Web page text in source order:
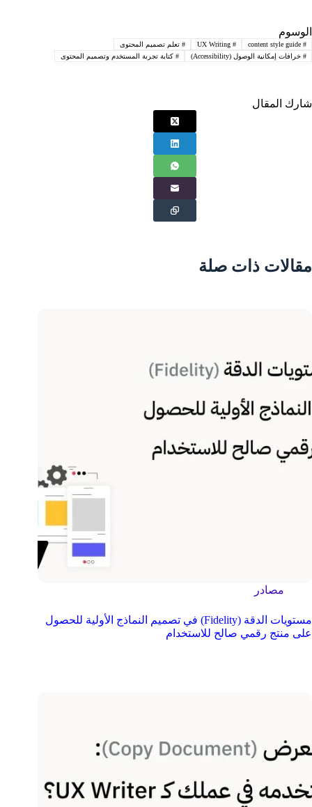
الوسوم
#
content style guide
#
UX Writing
# تعلم تصميم المحتوى
# خرافات إمكانية الوصول (Accessibility) # كتابة تجربة المستخدم وتصميم المحتوى
شارك المقال
مقالات ذات صلة
مصادر
مستويات الدقة (Fidelity) في تصميم النماذج الأولية للحصول
على منتج رقمي صالح للاستخدام